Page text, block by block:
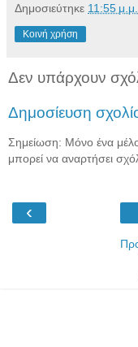
Δημοσιεύτηκε 11:55 μ.μ.
Κοινή χρήση
Δεν υπάρχουν
Δημοσίευση
Σημείωση: Μόνο ένα
μπορεί να αναρτήσει
‹